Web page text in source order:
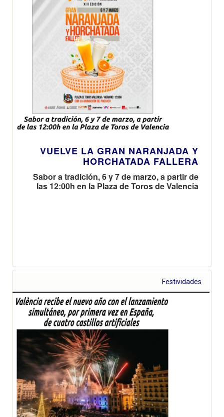
VUELVE LA GRAN NARANJADA Y
HORCHATADA FALLERA
Sabor a tradición, 6 y 7 de marzo, a partir de
las 12:00h en la Plaza de Toros de Valencia
Festividades